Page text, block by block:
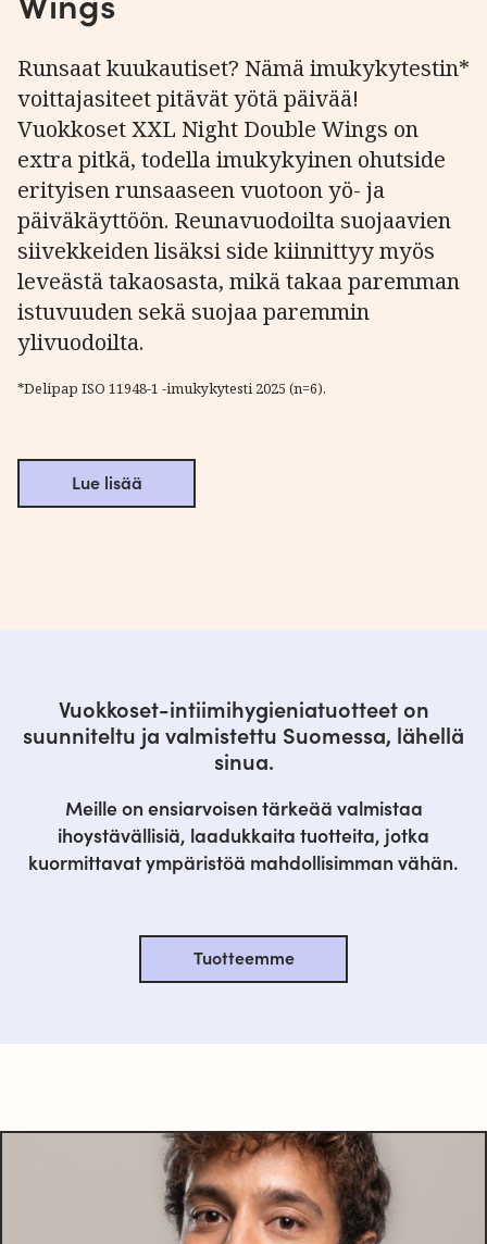
Runsaat kuukautiset? Nämä imukykytestin*
voittajasiteet pitävät yötä päivää!
Vuokkoset XXL Night Double Wings on
extra pitkä, todella imukykyinen ohutside
erityisen runsaaseen vuotoon yö- ja
päiväkäyttöön. Reunavuodoilta suojaavien
siivekkeiden lisäksi side kiinnittyy myös
leveästä takaosasta, mikä takaa paremman
istuvuuden sekä suojaa paremmin
ylivuodoilta.
*Delipap ISO 11948-1 -imukykytesti 2025 (n=6).
Lue lisää
Vuokkoset-intiimihygieniatuotteet on
suunniteltu ja valmistettu Suomessa, lähellä
sinua.
Meille on ensiarvoisen tärkeää valmistaa
ihoystävällisiä, laadukkaita tuotteita, jotka
kuormittavat ympäristöä mahdollisimman vähän.
Tuotteemme